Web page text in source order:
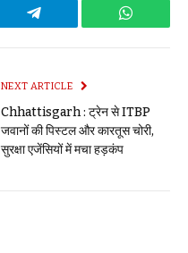
Telegram
NEXT ARTICLE
Chhattisgarh : ट्रेन से ITBP
जवानों की पिस्टल और कारतूस चोरी,
सुरक्षा एजेंसियों में मचा हड़कंप